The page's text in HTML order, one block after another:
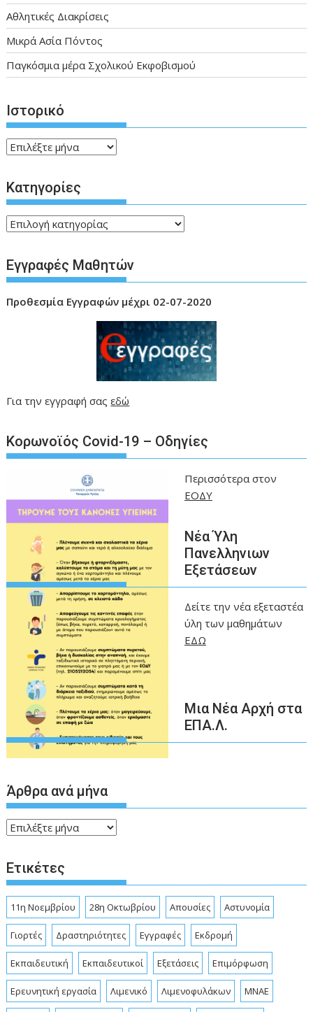
Αθλητικές Διακρίσεις
Μικρά Ασία Πόντος
Παγκόσμια μέρα Σχολικού Εκφοβισμού
Ιστορικό
Ιστορικό
Kατηγορίες
Kατηγορίες
Εγγραφές Μαθητών
Προθεσμία Εγγραφών μέχρι 02-07-2020
Για την εγγραφή σαςεδώ
Kορωνοϊός Covid-19 – Οδηγίες
Περισσότερα στον
ΕΟΔΥ
Νέα Ύλη
Πανελληνιων
Εξετάσεων
Δείτε την νέα εξεταστέα
ύλη των μαθημάτων
ΕΔΩ
Μια Νέα Αρχή στα
ΕΠΑ.Λ.
Άρθρα ανά μήνα
Άρθρα
μήνα
Ετικέτες
11η Νοεμβρίου 28η Οκτωβρίου Απουσίες Αστυνομία
Γιορτές Δραστηριότητες Εγγραφές Εκδρομή
Εκπαιδευτική Εκπαιδευτικοί Εξετάσεις Επιμόρφωση
Ερευνητική εργασία Λιμενικό Λιμενοφυλάκων ΜΝΑΕ